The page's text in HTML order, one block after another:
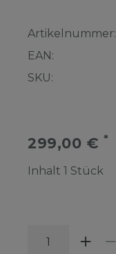
Artikelnummer:
EAN:
SKU:
299,00 € *
Inhalt 1 Stück